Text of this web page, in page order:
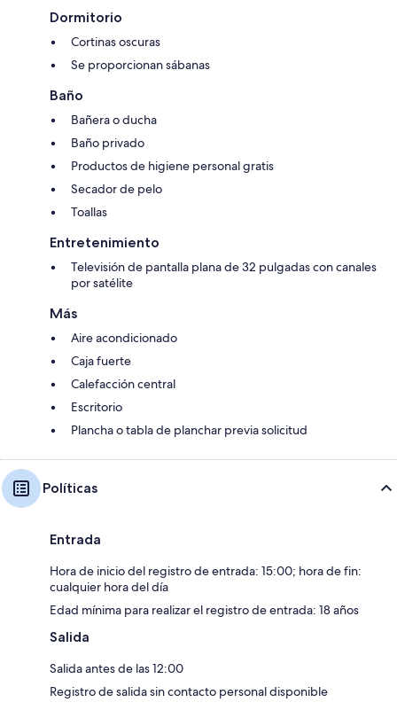
Dormitorio
Cortinas oscuras
Se proporcionan sábanas
Baño
Bañera o ducha
Baño privado
Productos de higiene personal gratis
Secador de pelo
Toallas
Entretenimiento
Televisión de pantalla plana de 32 pulgadas con canales
por satélite
Más
Aire acondicionado
Caja fuerte
Calefacción central
Escritorio
Plancha o tabla de planchar previa solicitud
Políticas
Entrada
Hora de inicio del registro de entrada: 15:00; hora de fin:
cualquier hora del día
Edad mínima para realizar el registro de entrada: 18 años
Salida
Salida antes de las 12:00
Registro de salida sin contacto personal disponible